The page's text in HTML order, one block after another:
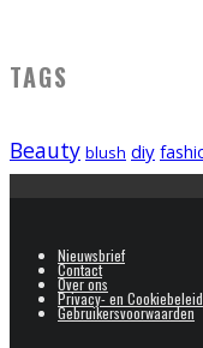
TAGS
Beauty blush diy
Nieuwsbrief
Contact
Over ons
Privacy- en Cookiebeleid
Gebruikersvoorwaarden